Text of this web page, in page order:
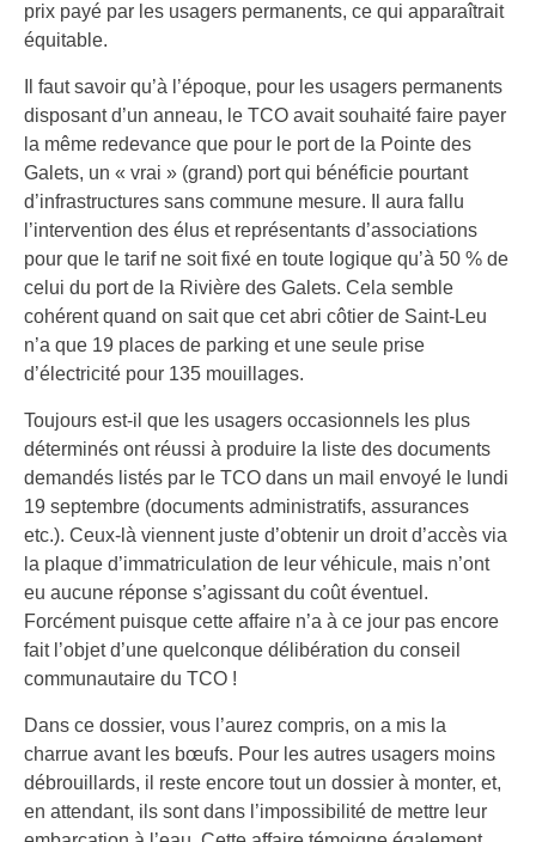
prix payé par les usagers permanents, ce qui apparaîtrait
équitable.
Il faut savoir qu’à l’époque, pour les usagers permanents
disposant d’un anneau, le TCO avait souhaité faire payer
la même redevance que pour le port de la Pointe des
Galets, un « vrai » (grand) port qui bénéficie pourtant
d’infrastructures sans commune mesure. Il aura fallu
l’intervention des élus et représentants d’associations
pour que le tarif ne soit fixé en toute logique qu’à 50 % de
celui du port de la Rivière des Galets. Cela semble
cohérent quand on sait que cet abri côtier de Saint-Leu
n’a que 19 places de parking et une seule prise
d’électricité pour 135 mouillages.
Toujours est-il que les usagers occasionnels les plus
déterminés ont réussi à produire la liste des documents
demandés listés par le TCO dans un mail envoyé le lundi
19 septembre (documents administratifs, assurances
etc.). Ceux-là viennent juste d’obtenir un droit d’accès via
la plaque d’immatriculation de leur véhicule, mais n’ont
eu aucune réponse s’agissant du coût éventuel.
Forcément puisque cette affaire n’a à ce jour pas encore
fait l’objet d’une quelconque délibération du conseil
communautaire du TCO !
Dans ce dossier, vous l’aurez compris, on a mis la
charrue avant les bœufs. Pour les autres usagers moins
débrouillards, il reste encore tout un dossier à monter, et,
en attendant, ils sont dans l’impossibilité de mettre leur